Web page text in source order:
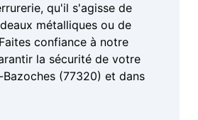
qu'il s'agisse de
métalliques ou de
confiance à notre
la sécurité de votre
(77320) et dans